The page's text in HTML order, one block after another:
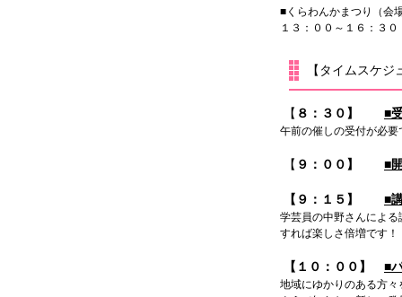
■くらわんかまつり（会
１３：００～１６：３０
【タイムスケジ
【 ８：３０】 ■
午前の催しの受付が必
【 ９：００】 ■
【９：１５】 ■
学芸員の中野さんによ
すれば楽しさ倍増です！
【１０：００】 ■
地域にゆかりのある方